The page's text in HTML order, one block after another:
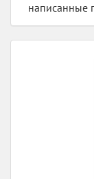
написанные